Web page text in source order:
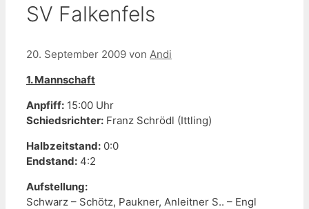
SV Falkenfels
20. September 2009 von Andi
1. Mannschaft
Anpfiff: 15:00 Uhr
Schiedsrichter: Franz Schrödl (Ittling)
Halbzeitstand: 0:0
Endstand: 4:2
Aufstellung:
Schwarz – Schötz, Paukner, Anleitner S.. – Engl